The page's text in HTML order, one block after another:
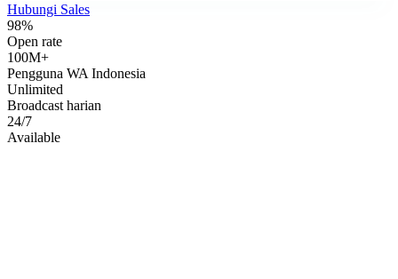
Hubungi Sales
98%
Open rate
100M+
Pengguna WA Indonesia
Unlimited
Broadcast harian
24/7
Available